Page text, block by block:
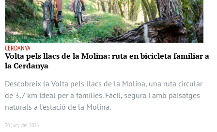
CERDANYA
Volta pels llacs de la Molina: ruta en bicicleta familiar a
la Cerdanya
Descobreix la Volta pels llacs de la Molina, una ruta circular
de 3,7 km ideal per a famílies. Fàcil, segura i amb paisatges
naturals a l’estació de la Molina.
30 juny del 2026